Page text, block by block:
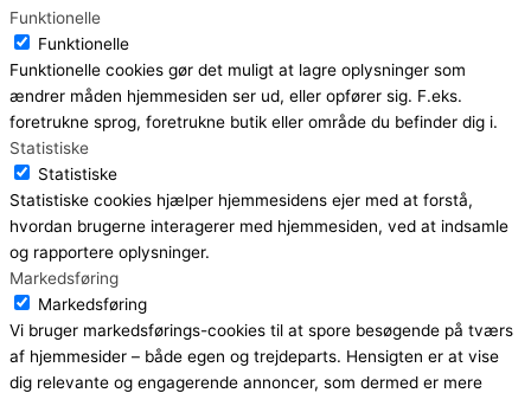
Funktionelle
Funktionelle
Funktionelle cookies gør det muligt at lagre oplysninger som
ændrer måden hjemmesiden ser ud, eller opfører sig. F.eks.
foretrukne sprog, foretrukne butik eller område du befinder dig i.
Statistiske
Statistiske
Statistiske cookies hjælper hjemmesidens ejer med at forstå,
hvordan brugerne interagerer med hjemmesiden, ved at indsamle
og rapportere oplysninger.
Markedsføring
Markedsføring
Vi bruger markedsførings-cookies til at spore besøgende på tværs
af hjemmesider – både egen og trejdeparts. Hensigten er at vise
dig relevante og engagerende annoncer, som dermed er mere